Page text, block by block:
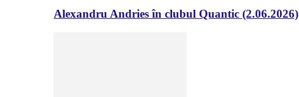
Alexandru Andries în clubul Quantic (2.06.2026)